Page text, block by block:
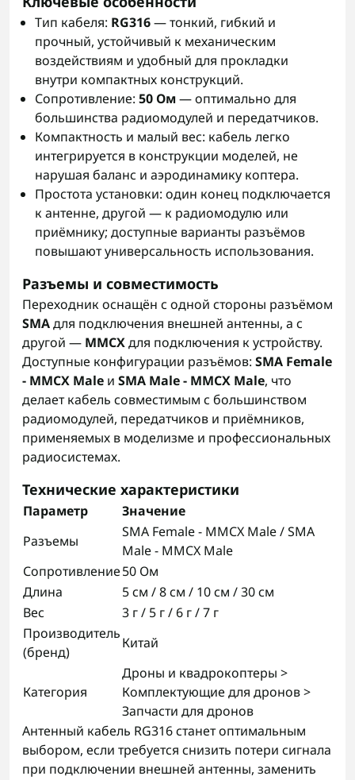
Тип кабеля: RG316— тонкий, гибкий и
прочный, устойчивый к механическим
воздействиям и удобный для прокладки
внутри компактных конструкций.
Сопротивление: 50 Ом— оптимально для
большинства радиомодулей и передатчиков.
Компактность и малый вес: кабель легко
интегрируется в конструкции моделей, не
нарушая баланс и аэродинамику коптера.
Простота установки: один конец подключается
к антенне, другой — к радиомодулю или
приёмнику; доступные варианты разъёмов
повышают универсальность использования.
Разъемы и совместимость
Переходник оснащён с одной стороны разъёмом
SMAдля подключения внешней антенны, а с
другой — MMCXдля подключения к устройству.
Доступные конфигурации разъёмов: SMA Female
- MMCX Male и SMA Male - MMCX Male, что
делает кабель совместимым с большинством
радиомодулей, передатчиков и приёмников,
применяемых в моделизме и профессиональных
радиосистемах.
Технические характеристики
Параметр
Значение
Разъемы
SMA Female - MMCX Male / SMA
Male - MMCX Male
Сопротивление50 Ом
Длина
5 см / 8 см / 10 см / 30 см
Вес
3 г / 5 г / 6 г / 7 г
Производитель
(бренд)
Китай
Категория
Дроны и квадрокоптеры >
Комплектующие для дронов >
Запчасти для дронов
Антенный кабель RG316 станет оптимальным
выбором, если требуется снизить потери сигнала
при подключении внешней антенны, заменить